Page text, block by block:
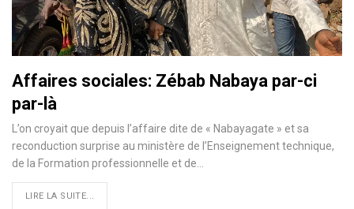
Affaires sociales: Zébab Nabaya par-ci
par-là
L’on croyait que depuis l’affaire dite de « Nabayagate » et sa
reconduction surprise au ministère de l’Enseignement technique,
de la Formation professionnelle et de
LIRE LA SUITE...